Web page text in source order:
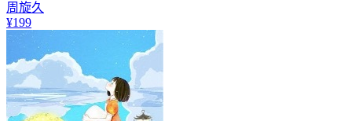
周旋久
¥199